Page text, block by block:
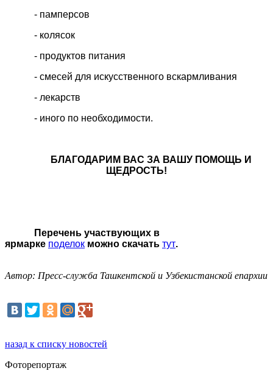
- памперсов
- колясок
- продуктов питания
- смесей для искусственного вскармливания
- лекарств
- иного по необходимости.
БЛАГОДАРИМ ВАС ЗА ВАШУ ПОМОЩЬ И
ЩЕДРОСТЬ!
Перечень участвующих в
ярмарке поделок можно скачать тут.
Автор: Пресс-служба Ташкентской и Узбекистанской епархии
назад к списку новостей
Фоторепортаж